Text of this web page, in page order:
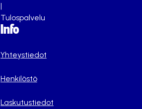
|
Tulospalvelu
Info
Yhteystiedot
Henkilöstö
Laskutustiedot